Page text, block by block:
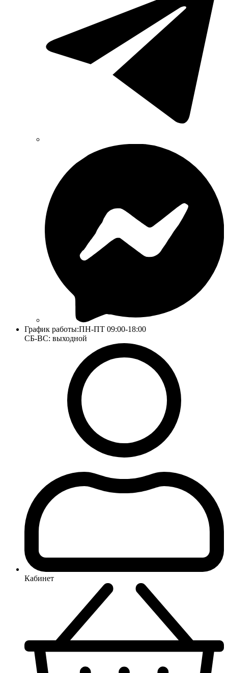
График работы:ПН-ПТ 09:00-18:00
СБ-ВС: выходной
Кабинет